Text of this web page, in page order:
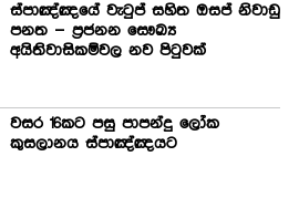
ස්පාඤ්ඤයේ වැටුප් සහිත ඔසප් නිවාඩු
පනත – ප්‍රජනන සෞඛ්‍ය
අයිතිවාසිකම්වල නව පිටුවක්
වසර 16කට පසු පාපන්දු ලෝක
කුසලානය ස්පාඤ්ඤයට